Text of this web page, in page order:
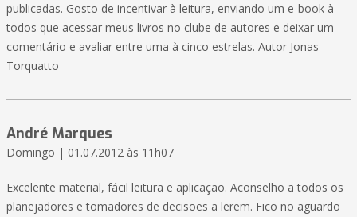
publicadas. Gosto de incentivar à leitura, enviando um e-book à
todos que acessar meus livros no clube de autores e deixar um
comentário e avaliar entre uma à cinco estrelas. Autor Jonas
Torquatto
André Marques
Domingo | 01.07.2012 às 11h07
Excelente material, fácil leitura e aplicação. Aconselho a todos os
planejadores e tomadores de decisões a lerem. Fico no aguardo